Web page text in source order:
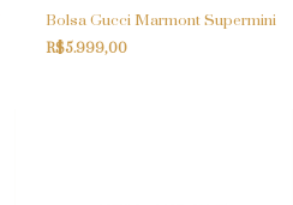
Bolsa Gucci Marmont Supermini
R$5.999,00